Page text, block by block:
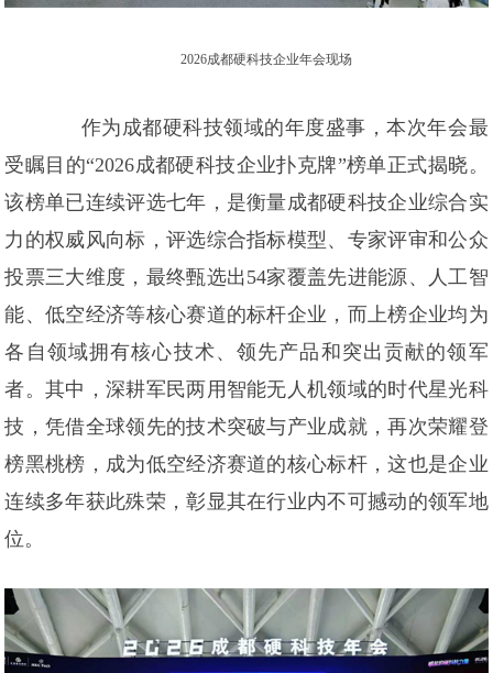
2026成都硬科技企业年会现场
作为成都硬科技领域的年度盛事，本次年会最
受瞩目的“2026成都硬科技企业扑克牌”榜单正式揭晓。
该榜单已连续评选七年，是衡量成都硬科技企业综合实
力的权威风向标，评选综合指标模型、专家评审和公众
投票三大维度，最终甄选出54家覆盖先进能源、人工智
能、低空经济等核心赛道的标杆企业，而上榜企业均为
各自领域拥有核心技术、领先产品和突出贡献的领军
者。其中，深耕军民两用智能无人机领域的时代星光科
技，凭借全球领先的技术突破与产业成就，再次荣耀登
榜黑桃榜，成为低空经济赛道的核心标杆，这也是企业
连续多年获此殊荣，彰显其在行业内不可撼动的领军地
位。